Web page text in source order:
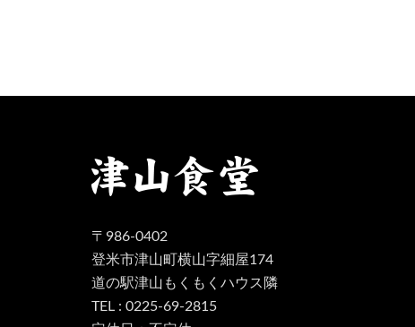
〒986-0402
登米市津山町横山字細屋174
道の駅津山もくもくハウス隣
TEL : 0225-69-2815